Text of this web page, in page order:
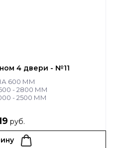
4 двери - №11
600 ММ
- 2800 ММ
- 2500 ММ
руб.